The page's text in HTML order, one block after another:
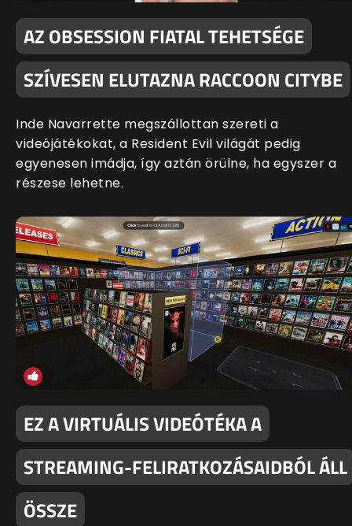
AZ OBSESSION FIATAL TEHETSÉGE
SZÍVESEN ELUTAZNA RACCOON CITYBE
Inde Navarrette megszállottan szereti a
videójátékokat, a Resident Evil világát pedig
egyenesen imádja, így aztán örülne, ha egyszer a
részese lehetne.
EZ A VIRTUÁLIS VIDEÓTÉKA A
STREAMING-FELIRATKOZÁSAIDBÓL ÁLL
ÖSSZE